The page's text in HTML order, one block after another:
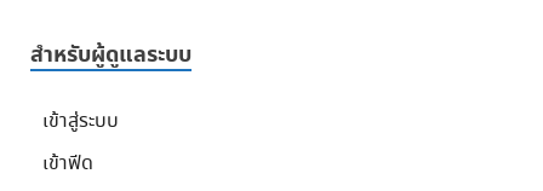
สำหรับผู้ดูแลระบบ
เข้าสู่ระบบ
เข้าฟีด